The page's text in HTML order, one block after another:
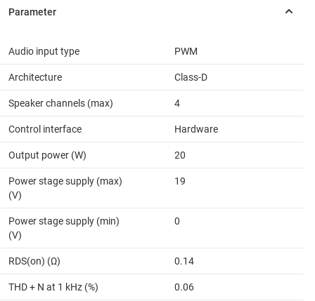
Audio input type PWM
Architecture Class-D
Speaker channels (max) 4
Control interface Hardware
Output power (W) 20
Power stage supply (max)
(V)
19
Power stage supply (min)
(V)
0
RDS(on) (Ω) 0.14
THD + N at 1 kHz (%) 0.06